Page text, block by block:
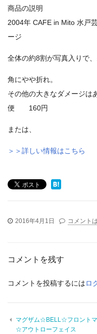
商品の説明
2004年 CAFE in Mito 水
ージ
全体の約8割が写真入りで、
角にやや折れ。
その他の大きなダメージは
便 160円
または、
＞＞詳しい情報はこちら
2016年4月1日 コメント
コメントを残す
コメントを投稿するにはロ
マグザム☆BELL☆フロント
☆アウトローフェイス